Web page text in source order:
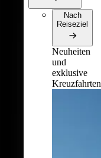
Nach
Reiseziel
Neuheiten
und
exklusive
Kreuzfahrten